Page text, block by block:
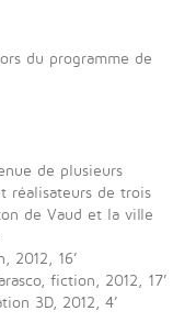
du programme de
de plusieurs
réalisateurs de trois
de Vaud et la ville
2012, 16’
fiction, 2012, 17’
3D, 2012, 4’